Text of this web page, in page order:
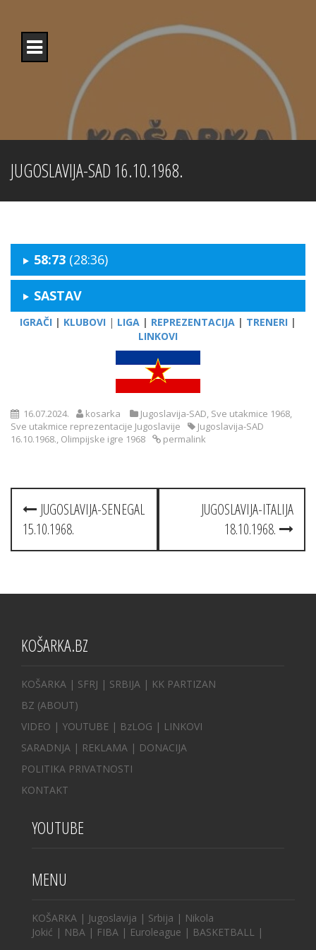
content
JUGOSLAVIJA-SAD 16.10.1968.
58:73 (28:36)
SASTAV
IGRAČI | KLUBOVI | LIGA | REPREZENTACIJA | TRENERI |
LINKOVI
16.07.2024. kosarka Jugoslavija-SAD, Sve utakmice 1968,
Sve utakmice reprezentacije Jugoslavije
Jugoslavija-SAD
16.10.1968., Olimpijske igre 1968 permalink
Post
navigation
JUGOSLAVIJA-SENEGAL
15.10.1968.
JUGOSLAVIJA-ITALIJA
18.10.1968.
KOŠARKA.BZ
KOŠARKA | SFRJ | SRBIJA | KK PARTIZAN
BZ (ABOUT)
VIDEO | YOUTUBE | BzLOG | LINKOVI
SARADNJA | REKLAMA | DONACIJA
POLITIKA PRIVATNOSTI
KONTAKT
YOUTUBE
MENU
KOŠARKA | Jugoslavija | Srbija | Nikola
Jokić | NBA | FIBA | Euroleague | BASKETBALL |